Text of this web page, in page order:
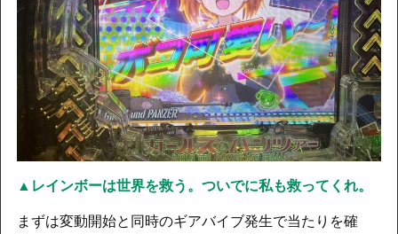
▲レインボーは世界を救う。ついでに私も救ってくれ。
まずは変動開始と同時のギアバイブ発生で当たりを確